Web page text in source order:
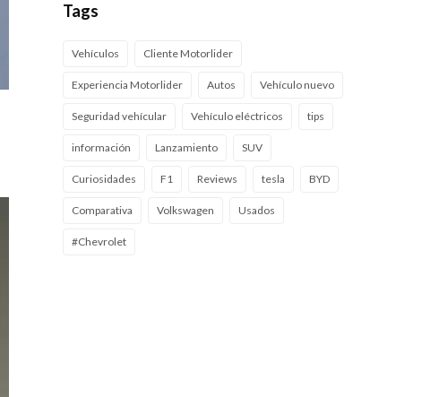
Tags
Vehículos Cliente Motorlider
Experiencia Motorlider Autos Vehículo nuevo
Seguridad vehícular Vehículo eléctricos tips
información Lanzamiento SUV
Curiosidades F1 Reviews tesla BYD
Comparativa Volkswagen Usados
#Chevrolet